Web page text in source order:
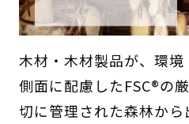
木材・木材製品が、環
側面に配慮したFSC®の
切に管理された森林から